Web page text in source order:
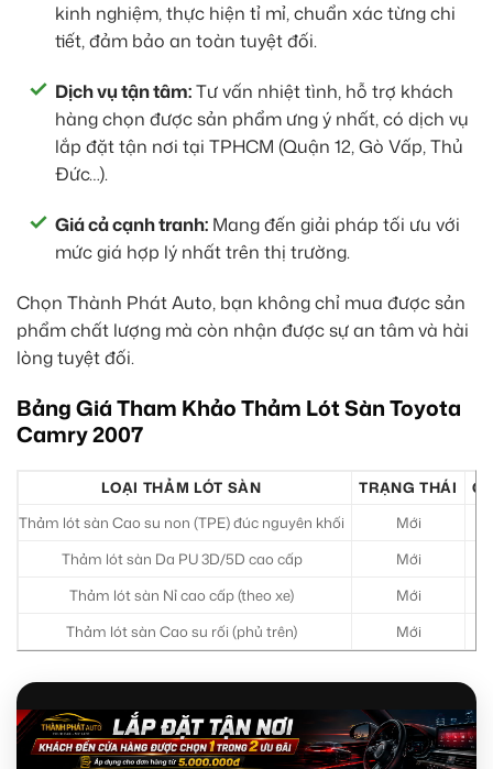
kinh nghiệm, thực hiện tỉ mỉ, chuẩn xác từng chi
tiết, đảm bảo an toàn tuyệt đối.
Dịch vụ tận tâm:Tư vấn nhiệt tình, hỗ trợ khách
hàng chọn được sản phẩm ưng ý nhất, có dịch vụ
lắp đặt tận nơi tại TPHCM (Quận 12, Gò Vấp, Thủ
Đức…).
Giá cả cạnh tranh: Mang đến giải pháp tối ưu với
mức giá hợp lý nhất trên thị trường.
Chọn Thành Phát Auto, bạn không chỉ mua được sản
phẩm chất lượng mà còn nhận được sự an tâm và hài
lòng tuyệt đối.
Bảng Giá Tham Khảo Thảm Lót Sàn Toyota
Camry 2007
LOẠI THẢM LÓT SÀN TRẠNG THÁI
Thảm lót sàn Cao su non (TPE) đúc nguyên khối
Mới
Thảm lót sàn Da PU 3D/5D cao cấp
Mới
Thảm lót sàn Nỉ cao cấp (theo xe)
Mới
Thảm lót sàn Cao su rối (phủ trên)
Mới